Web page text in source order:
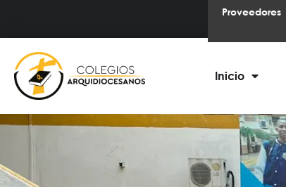
Proveedores
Inicio